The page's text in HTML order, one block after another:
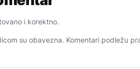
i korektno.
su obavezna. Komentari podležu